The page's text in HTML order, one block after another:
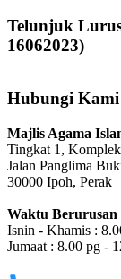
Telunjuk
16062023)
Hubungi Kami
Majlis Agama
Tingkat 1,
Jalan Panglima
30000 Ipoh, Perak
Waktu Berurusan
Isnin - Khamis :
Jumaat : 8.00 pg -